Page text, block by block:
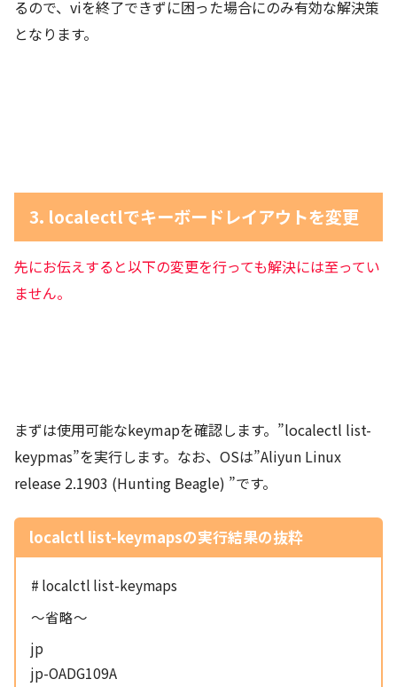
るので、viを終了できずに困った場合にのみ有効な解決策
となります。
3. localectlでキーボードレイアウトを変更
先にお伝えすると以下の変更を行っても解決には至ってい
ません。
まずは使用可能なkeymapを確認します。”localectl list-
keypmas”を実行します。なお、OSは”Aliyun Linux
release 2.1903 (Hunting Beagle) ”です。
localctl list-keymapsの実行結果の抜粋
# localctl list-keymaps
～省略～
jp
jp-OADG109A